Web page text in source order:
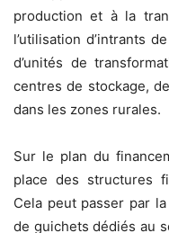
production et à la
l’utilisation d’intrants
d’unités de
centres de stockage,
dans les zones rurales.
Sur le plan du
place des structures
Cela peut passer par
de guichets dédiés au